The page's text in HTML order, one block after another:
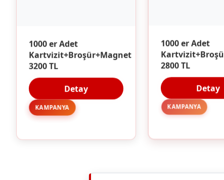
1000 er Adet
Kartvizit+Broşür+Magnet
3200 TL
Detay
KAMPANYA
1000 er Adet
2800 TL
Detay
KAMPANYA